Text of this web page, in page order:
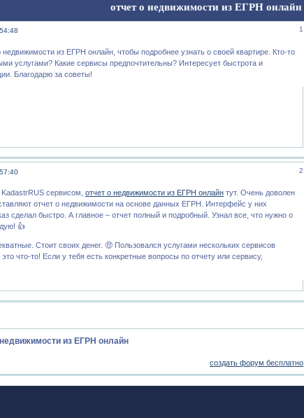
отчет о недвижимости из ЕГРН онлайн
1
недвижимости из ЕГРН онлайн, чтобы подробнее узнать о своей квартире. Кто-то
услугами? Какие сервисы предпочтительны? Интересует быстрота и
Благодарю за советы!
2
KadastrRUS сервисом,отчет о недвижимости из ЕГРН онлайн тут. Очень доволен
отчет о недвижимости на основе данных ЕГРН. Интерфейс у них
сделал быстро. А главное – отчет полный и подробный. Узнал все, что нужно о
👍
Стоит своих денег. 🤑 Пользовался услугами нескольких сервисов
что-то! Если у тебя есть конкретные вопросы по отчету или сервису,
из ЕГРН онлайн
создать форум бесплатно